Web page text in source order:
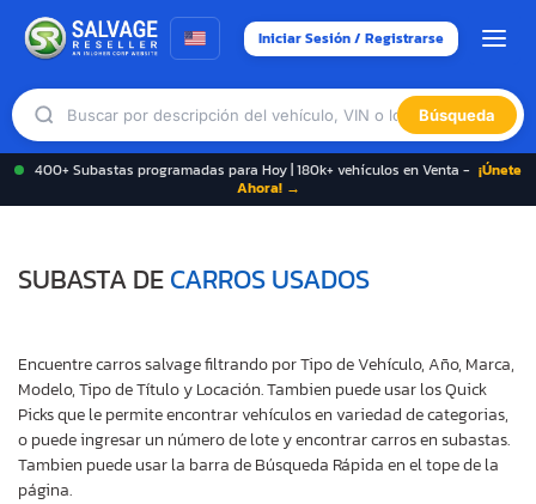
Iniciar Sesión / Registrarse
Búsqueda
400+ Subastas programadas para Hoy | 180k+ vehículos en Venta - ¡Únete
Ahora! →
SUBASTA DECARROS USADOS
Encuentre carros salvage filtrando por Tipo de Vehículo, Año, Marca,
Modelo, Tipo de Título y Locación. Tambien puede usar los Quick
Picks que le permite encontrar vehículos en variedad de categorias,
o puede ingresar un número de lote y encontrar carros en subastas.
Tambien puede usar la barra de Búsqueda Rápida en el tope de la
página.